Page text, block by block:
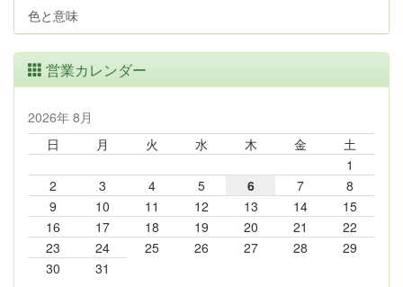
色と意味
営業カレンダー
2026年 8月
日
月 火 水 木 金
土
1
2
3 4 5 6 7
8
9
10 11 12 13 14
15
16
17 18 19 20 21
22
23
24 25 26 27 28
29
30
31